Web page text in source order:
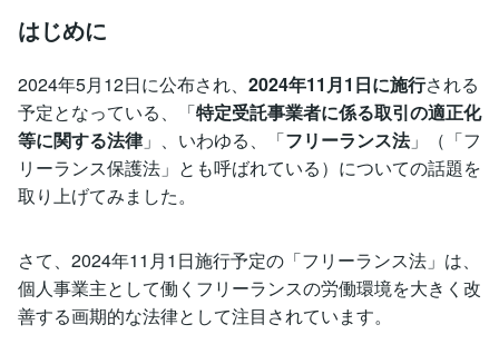
はじめに
2024年5月12日に公布され、 2024年11月1日に施行される
予定となっている、「特定受託事業者に係る取引の適正化
等に関する法律」、いわゆる、「フリーランス法」（「フ
リーランス保護法」とも呼ばれている）についての話題を
取り上げてみました。
さて、2024年11月1日施行予定の「フリーランス法」は、
個人事業主として働くフリーランスの労働環境を大きく改
善する画期的な法律として注目されています。